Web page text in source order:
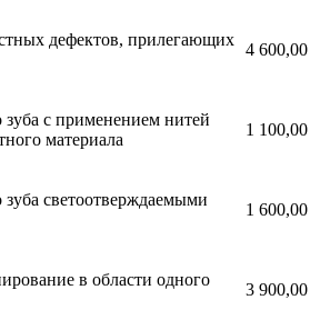
дефектов, прилегающих
4 600,00
с применением нитей
материала
1 100,00
светоотверждаемыми
1 600,00
в области одного
3 900,00